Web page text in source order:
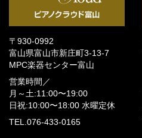
〒930-0992
富山県富山市新庄町3-13-7
MPC楽器センター富山
営業時間／
月～土:11:00〜19:00
日祝:10:00〜18:00 水曜定休
TEL.076-433-0165